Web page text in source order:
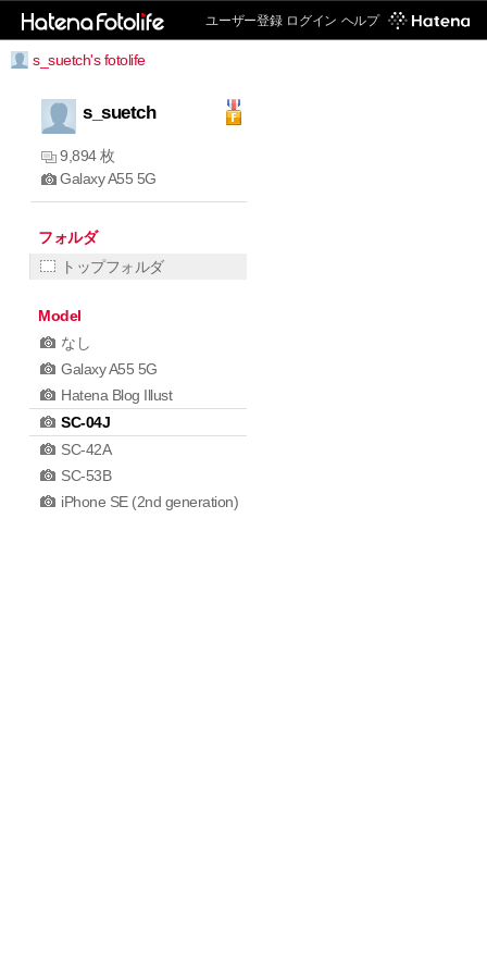
ユーザー登録 ログイン ヘルプ
s_suetch's fotolife
s_suetch
9,894 枚
Galaxy A55 5G
フォルダ
トップフォルダ
Model
なし
Galaxy A55 5G
Hatena Blog Illust
SC-04J
SC-42A
SC-53B
iPhone SE (2nd generation)